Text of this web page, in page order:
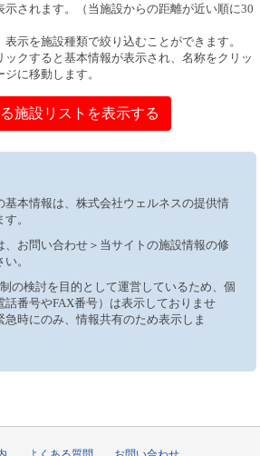
示されます。（当施設からの距離が近い順に30
示を施設種類で絞り込むことができます。
ックすると基本情報が表示され、名称をクリッ
に移動します。
施設リストを表示する
基本情報は、株式会社ウェルネスの提供情
。
、お問い合わせ＞当サイトの施設情報の修
。
の検討を目的として運営しているため、個
話番号やFAX番号）は表示しておりませ
時にのみ、情報共有のため表示しま